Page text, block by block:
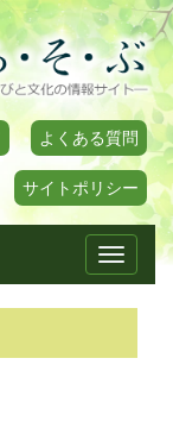
よくある質問
サイトポリシー
Toggle